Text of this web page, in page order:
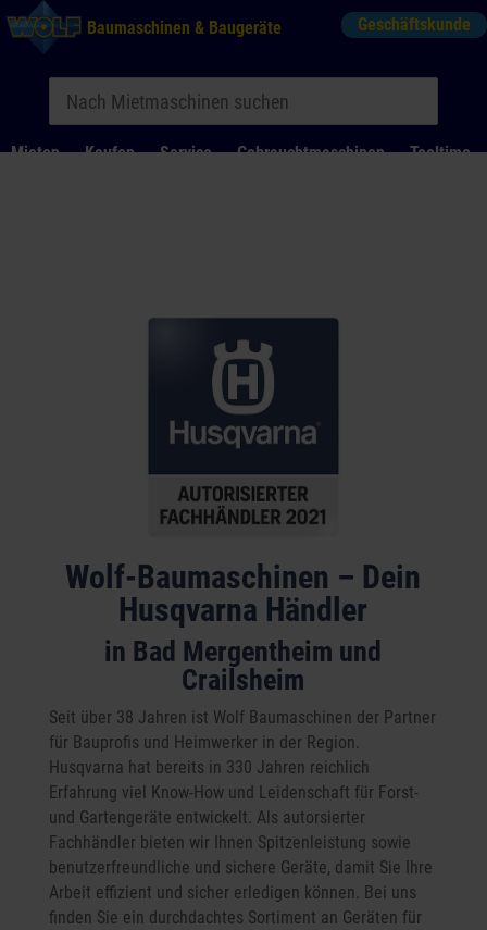
Baumaschinen & Baugeräte Geschäftskunde
Mieten Kaufen Service Gebrauchtmaschinen Tooltime
Wolf-Baumaschinen – Dein
Husqvarna Händler
in Bad Mergentheim und
Crailsheim
Seit über 38 Jahren ist Wolf Baumaschinen der Partner
für Bauprofis und Heimwerker in der Region.
Husqvarna hat bereits in 330 Jahren reichlich
Erfahrung viel Know-How und Leidenschaft für Forst-
und Gartengeräte entwickelt. Als autorsierter
Fachhändler bieten wir Ihnen Spitzenleistung sowie
benutzerfreundliche und sichere Geräte, damit Sie Ihre
Arbeit effizient und sicher erledigen können. Bei uns
finden Sie ein durchdachtes Sortiment an Geräten für